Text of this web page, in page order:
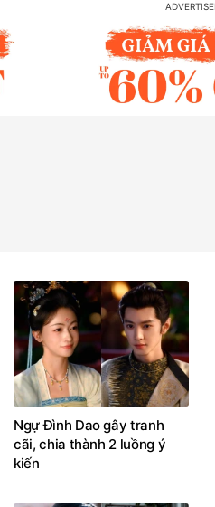
Ngự Đình Dao gây tranh
cãi, chia thành 2 luồng ý
kiến